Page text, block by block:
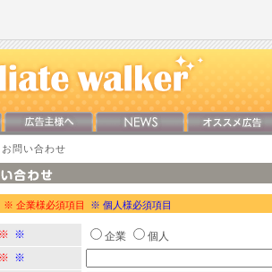
お問い合わせ
※ 企業様必須項目 ※ 個人様必須項目
※ ※ 企業
個人
※ ※